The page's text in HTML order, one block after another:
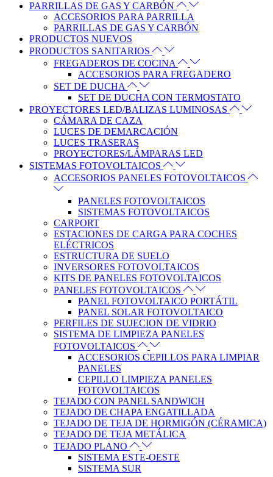
PARRILLAS DE GAS Y CARBÓN
ACCESORIOS PARA PARRILLA
PARRILLAS DE GAS Y CARBÓN
PRODUCTOS NUEVOS
PRODUCTOS SANITARIOS
FREGADEROS DE COCINA
ACCESORIOS PARA FREGADERO
SET DE DUCHA
SET DE DUCHA CON TERMOSTATO
PROYECTORES LED/BALIZAS LUMINOSAS
CÁMARA DE CAZA
LUCES DE DEMARCACIÓN
LUCES TRASERAS
PROYECTORES/LÁMPARAS LED
SISTEMAS FOTOVOLTAICOS
ACCESORIOS PANELES FOTOVOLTAICOS
PANELES FOTOVOLTAICOS
SISTEMAS FOTOVOLTAICOS
CARPORT
ESTACIONES DE CARGA PARA COCHES
ELÉCTRICOS
ESTRUCTURA DE SUELO
INVERSORES FOTOVOLTAICOS
KITS DE PANELES FOTOVOLTAICOS
PANELES FOTOVOLTAICOS
PANEL FOTOVOLTAICO PORTÁTIL
PANEL SOLAR FOTOVOLTAICO
PERFILES DE SUJECION DE VIDRIO
SISTEMA DE LIMPIEZA PANELES
FOTOVOLTAICOS
ACCESORIOS CEPILLOS PARA LIMPIAR
PANELES
CEPILLO LIMPIEZA PANELES
FOTOVOLTAICOS
TEJADO CON PANEL SANDWICH
TEJADO DE CHAPA ENGATILLADA
TEJADO DE TEJA DE HORMIGÓN (CÉRAMICA)
TEJADO DE TEJA METÁLICA
TEJADO PLANO
SISTEMA ESTE-OESTE
SISTEMA SUR